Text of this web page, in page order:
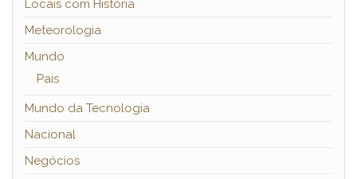
Locais com História
Meteorologia
Mundo
País
Mundo da Tecnologia
Nacional
Negócios